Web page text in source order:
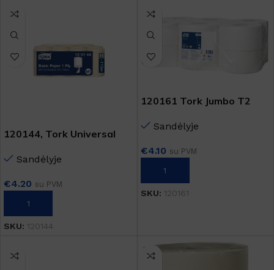
120144, Tork Universal
Sandėlyje
€4.20 su PVM
Į KREPŠELĮ
SKU: 120144
120161 Tork Jumbo T2
Sandėlyje
€4.10 su PVM
Į KREPŠELĮ
SKU: 120161